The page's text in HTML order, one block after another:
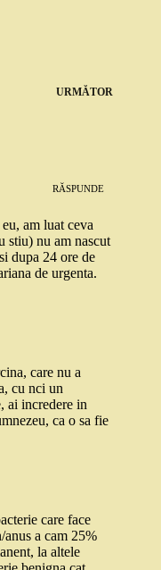
URMĂTOR
RĂSPUNDE
am luat ceva
stiu) nu am nascut
dupa 24 ore de
de urgenta.
care nu a
cu nci un
ai incredere in
ca o sa fie
care face
a cam 25%
la altele